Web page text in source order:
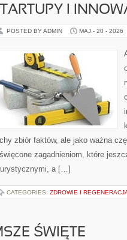
I
POSTED BY ADMIN MAJ - 20 - 2026
zbiór faktów, ale jako ważna
zagadnieniom, które
a […]
CATEGORIES: ZDROWIE I
ŚWIĘTE